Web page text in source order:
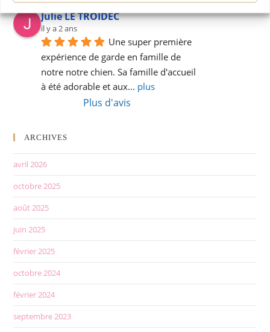
une famille aux petits... plus
Julie LE TROIDEC
il y a 2 ans
Une super première
expérience de garde en famille de
notre notre chien. Sa famille d'accueil
à été adorable et aux... plus
Plus d'avis
ARCHIVES
avril 2026
octobre 2025
août 2025
juin 2025
février 2025
octobre 2024
février 2024
septembre 2023